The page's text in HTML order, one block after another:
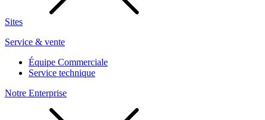
Sites
Service & vente
Équipe Commerciale
Service technique
Notre Enterprise